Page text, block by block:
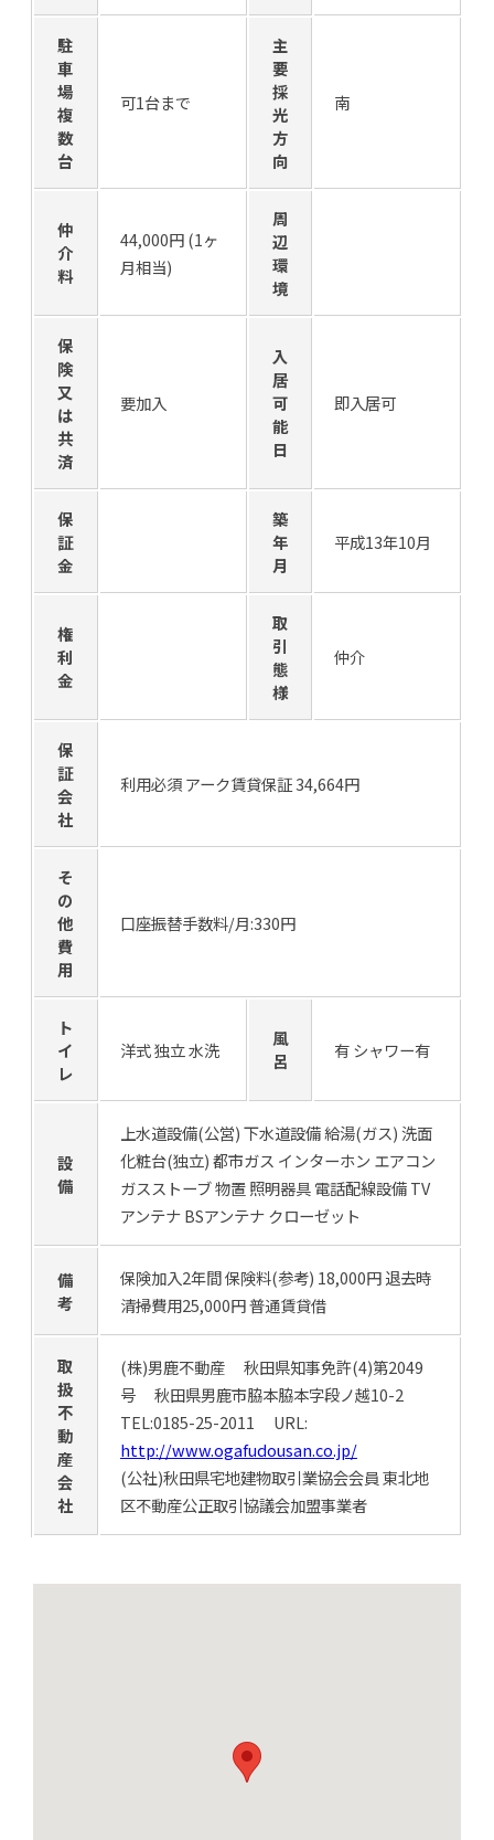
駐
車
場
複
数
台
可1台まで
主
要
採
光
方
向
南
仲
介
料
44,000円 (1ヶ
月相当)
周
辺
環
境
保
険
又
は
共
済
要加入
入
居
可
能
日
即入居可
保
証
金
築
年
月
平成13年10月
権
利
金
取
引
態
様
仲介
保
証
会
社
利用必須 アーク賃貸保証 34,664円
そ
の
他
費
用
口座振替手数料/月:330円
ト
イ
レ
洋式 独立 水洗
風
呂
有 シャワー有
設
備
上水道設備(公営) 下水道設備 給湯(ガス) 洗面
化粧台(独立) 都市ガス インターホン エアコン
ガスストーブ 物置 照明器具 電話配線設備 TV
アンテナ BSアンテナ クローゼット
備
考
保険加入2年間 保険料(参考) 18,000円 退去時
清掃費用25,000円 普通賃貸借
取
扱
不
動
産
会
社
(株)男鹿不動産 秋田県知事免許(4)第2049
号 秋田県男鹿市脇本脇本字段ノ越10-2
TEL:0185-25-2011 URL:
http://www.ogafudousan.co.jp/
(公社)秋田県宅地建物取引業協会会員 東北地
区不動産公正取引協議会加盟事業者